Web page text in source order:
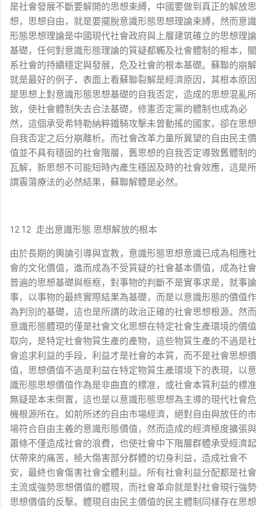
是社會發展不斷要解開的思想束縛，中國要做到真正的解放思
想，思想自由，就是要擺脫意識形態思想理論束縛，然而意識
形態思想理論是中國現代社會政府與上層建筑確立的思想理論
基礎，任何對意識形態理論的質疑都觸及社會體制的根本，關
系社會的持續穩定與發展，危及社會的根本基礎。蘇聯的崩解
就是最好的例子，表面上看蘇聯裂解是經濟原因，其根本原因
是思想上對意識形態思想基礎的自我否定，造成的思想混亂所
致，使社會體制失去合法基礎，修憲否定黨的體制也成為必
然，這個承受希特勒納粹鐵騎攻擊未曾動搖的國家，卻在思想
自我否定之后分崩離析。而社會改革力量所冀望的自由民主價
值並不具有穩固的社會階層，舊思想的自我否定導致舊體制的
瓦解，新思想不可能短時內產生穩固及時的社會效應，這是所
謂震蕩療法的必然結果，蘇聯解體是必然。
12.12 走出意識形態 思想解放的根本
由於長期的輿論引導與宣教，意識形態思想意識已成為相應社
會的文化價值，進而成為不受質疑的社會基本價值，成為社會
普遍的思想基礎與框框，對事物的判斷不是實事求是，就事論
事，以事物的最終實際結果為基礎，而是以意識形態的價值作
為判別的基礎，這也是所謂的政治正確的社會思想根源。然而
意識形態體現的僅是社會文化思想在特定社會生產環境的價值
取向，是特定社會物質生產的產物，這些物質生產的不過是社
會追求利益的手段，利益才是社會的本質，而不是社會思想價
值，思想價值不過是利益在特定物質生產環境下的表現，以意
識形態思想價值作為是非曲直的標准，或社會本質利益的標准
無疑是本末倒置，這也是以意識形態思想為主導的現代社會危
機根源所在。如前所述的自由市場經濟，絕對自由與放任的市
場符合自由主義的意識形態價值，然而造成的經濟極度擴張與
蕭條不僅造成社會的浪費，也使社會中下階層群體承受經濟起
伏帶來的痛苦，極大傷害部分群體的切身利益，造成社會不
安，最終也會傷害社會全體利益。所有社會利益分配都是社會
主流或強勢思想價值的體現，而社會革命就是對社會現行強勢
思想價值的反擊。體現自由民主價值的民主體制同樣存在思想